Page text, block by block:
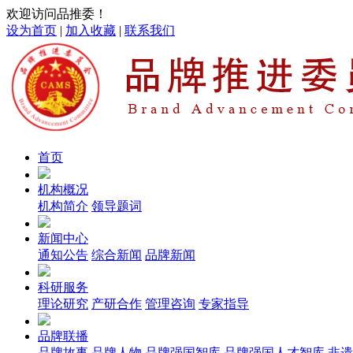
欢迎访问品推委！
设为首页 | 加入收藏 | 联系我们
首页
机构概况
机构简介 领导题词
新闻中心
通知公告 综合新闻 品牌新闻
科研服务
理论研究 产研合作 管理咨询 专家指导
品牌联播